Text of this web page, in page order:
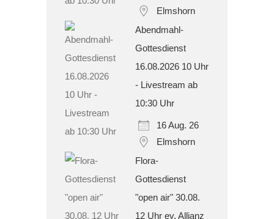
Elmshorn
Abendmahl-
Gottesdienst
16.08.2026 10 Uhr
- Livestream ab
10:30 Uhr
16 Aug. 26
Elmshorn
Flora-
Gottesdienst
"open air" 30.08.
12 Uhr ev. Allianz